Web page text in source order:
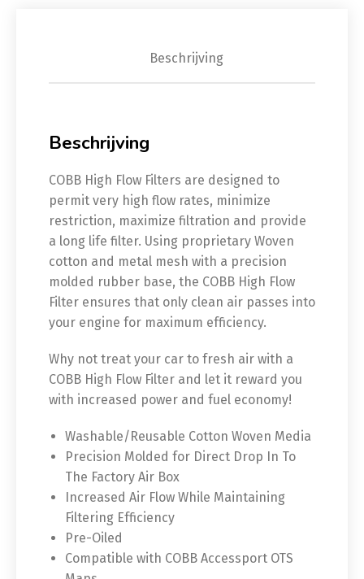
Beschrijving
Beschrijving
COBB High Flow Filters are designed to
permit very high flow rates, minimize
restriction, maximize filtration and provide
a long life filter. Using proprietary Woven
cotton and metal mesh with a precision
molded rubber base, the COBB High Flow
Filter ensures that only clean air passes into
your engine for maximum efficiency.
Why not treat your car to fresh air with a
COBB High Flow Filter and let it reward you
with increased power and fuel economy!
Washable/Reusable Cotton Woven Media
Precision Molded for Direct Drop In To
The Factory Air Box
Increased Air Flow While Maintaining
Filtering Efficiency
Pre-Oiled
Compatible with COBB Accessport OTS